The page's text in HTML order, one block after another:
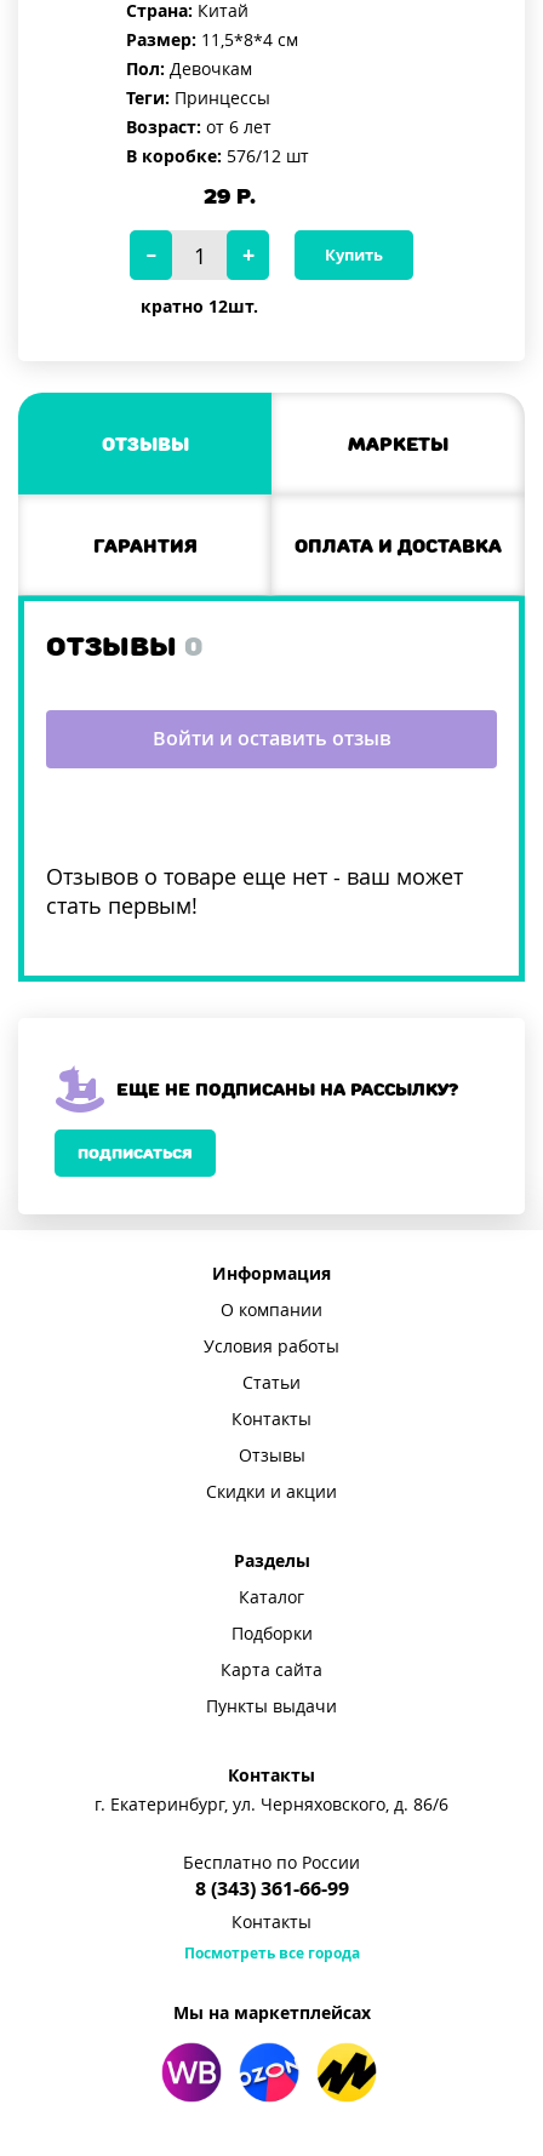
Страна: Китай
Размер: 11,5*8*4 см
Пол: Девочкам
Теги: Принцессы
Возраст: от 6 лет
В коробке: 576/12 шт
29Р.
кратно 12шт.
Купить
Отзывы Маркеты
Гарантия Оплата и доставка
ОТЗЫВЫ 0
Отзывов о товаре еще нет - ваш может
стать первым!
Войти и оставить отзыв
Еще не подписаны на рассылку?
ПОДПИСАТЬСЯ
Информация
О компании
Условия работы
Статьи
Контакты
Отзывы
Скидки и акции
Разделы
Каталог
Подборки
Карта сайта
Пункты выдачи
Контакты
г. Екатеринбург, ул. Черняховского, д. 86/6
Бесплатно по России
8 (343) 361-66-99
Контакты
Посмотреть все города
Мы на маркетплейсах